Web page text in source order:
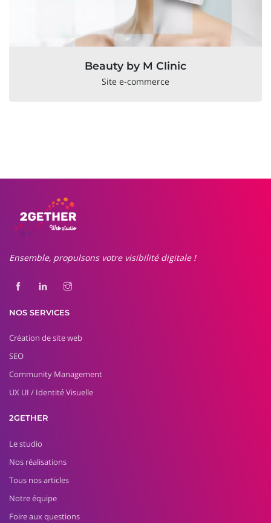
Beauty by M Clinic
Site e-commerce
Ensemble, propulsons votre visibilité digitale !
NOS SERVICES
Création de site web
SEO
Community Management
UX UI / Identité Visuelle
2GETHER
Le studio
Nos réalisations
Tous nos articles
Notre équipe
Foire aux questions